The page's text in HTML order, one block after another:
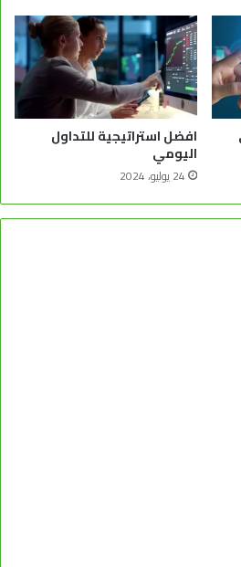
افضل استراتيجية للتداول
اليومي
24 يوليو، 2024